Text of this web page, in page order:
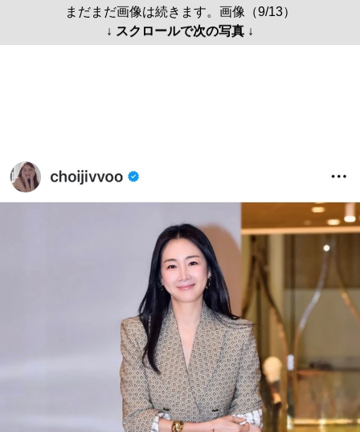
まだまだ画像は続きます。画像（9/13）
↓ スクロールで次の写真 ↓